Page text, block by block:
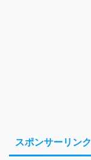
スポンサーリンク